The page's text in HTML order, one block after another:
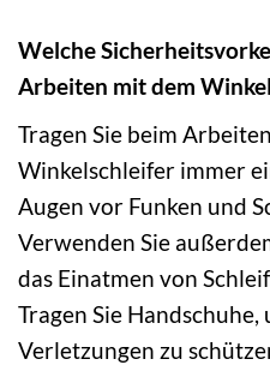
Welche
Arbeiten mit dem
Tragen Sie beim
Winkelschleifer immer
Augen vor Funken und
Verwenden Sie
das Einatmen von
Tragen Sie
Verletzungen zu